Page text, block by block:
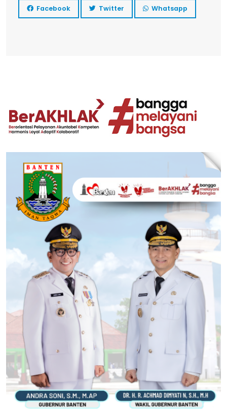
Facebook Twitter Whatsapp